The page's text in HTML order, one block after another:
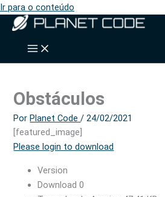
Ir para o conteúdo
Obstáculos
PorPlanet Code/24/02/2021
[featured_image]
Please login to download
Version
Download0